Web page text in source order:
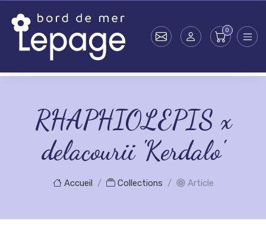
RHAPHIOLEPIS x
delacourii 'Kerdalo'
Accueil Collections Article